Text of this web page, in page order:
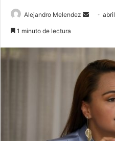
Alejandro Melendez
Send
1 minuto de lectura